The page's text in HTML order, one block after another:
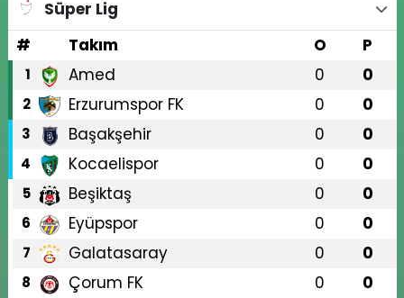
Süper Lig
#
Takım O P
1 Amed 0 0
2 Erzurumspor FK 0 0
3 Başakşehir 0 0
4 Kocaelispor 0 0
5 Beşiktaş 0 0
6 Eyüpspor 0 0
7 Galatasaray 0 0
8 Çorum FK 0 0